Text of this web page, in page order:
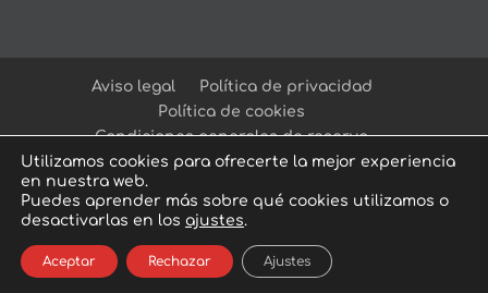
Aviso legal
Política de privacidad
Política de cookies
Condiciones generales de reserva
© Arcadia Escape Room| Escape Room en
Sevilla
Utilizamos cookies para ofrecerte la mejor experiencia
en nuestra web.
Puedes aprender más sobre qué cookies utilizamos o
desactivarlas en los ajustes.
Aceptar Rechazar Ajustes